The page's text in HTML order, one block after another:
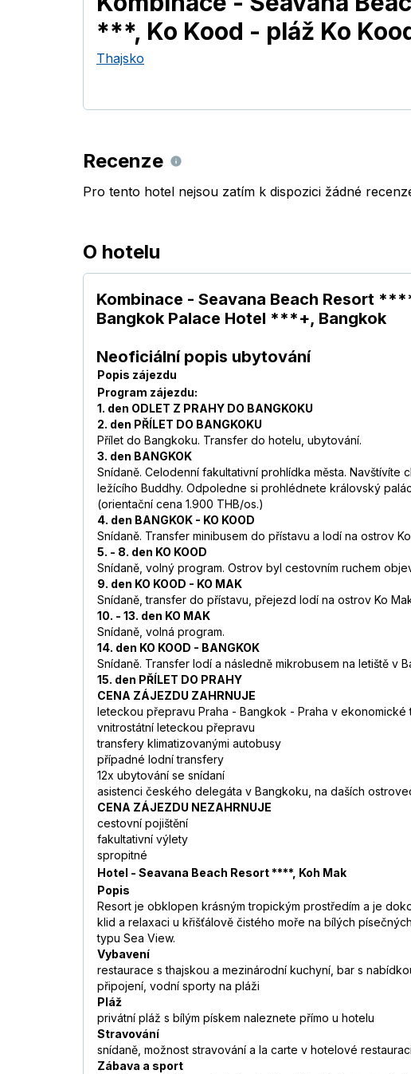
***, Ko Kood - pláž Ko
Thajsko
Recenze
Pro tento hotel nejsou zatím k dispozici žádné
O hotelu
Kombinace - Seavana Beach Resort
Bangkok Palace Hotel ***+, Bangkok
Neoficiální popis ubytování
Popis zájezdu
Program zájezdu:
1. den ODLET Z PRAHY DO BANGKOKU
2. den PŘÍLET DO BANGKOKU
Přílet do Bangkoku. Transfer do hotelu, ubytování.
3. den BANGKOK
Snídaně. Celodenní fakultativní prohlídka města.
ležícího Buddhy. Odpoledne si prohlédnete královský
(orientační cena 1.900 THB/os.)
4. den BANGKOK - KO KOOD
Snídaně. Transfer minibusem do přístavu a lodí na ostrov
5. - 8. den KO KOOD
Snídaně, volný program. Ostrov byl cestovním ruchem
9. den KO KOOD - KO MAK
Snídaně, transfer do přístavu, přejezd lodí na ostrov Ko
10. - 13. den KO MAK
Snídaně, volná program.
14. den KO KOOD - BANGKOK
Snídaně. Transfer lodí a následně mikrobusem na letiště v
15. den PŘÍLET DO PRAHY
CENA ZÁJEZDU ZAHRNUJE
leteckou přepravu Praha - Bangkok - Praha v ekonomické
vnitrostátní leteckou přepravu
transfery klimatizovanými autobusy
případné lodní transfery
12x ubytování se snídaní
asistenci českého delegáta v Bangkoku, na daších
CENA ZÁJEZDU NEZAHRNUJE
cestovní pojištění
fakultativní výlety
spropitné
Hotel - Seavana Beach Resort ****, Koh Mak
Popis
Resort je obklopen krásným tropickým prostředím a je
klid a relaxaci u křišťálově čistého moře na bílých
typu Sea View.
Vybavení
restaurace s thajskou a mezinárodní kuchyní, bar s
připojení, vodní sporty na pláži
Pláž
privátní pláž s bílým pískem naleznete přímo u hotelu
Stravování
snídaně, možnost stravování a la carte v hotelové restauraci
Zábava a sport